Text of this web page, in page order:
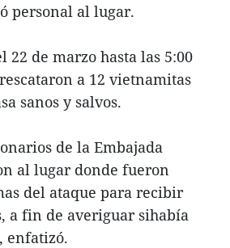
personal al lugar.
22 de marzo hasta las 5:00
a 12 vietnamitas
sanos y salvos.
de la Embajada
al lugar donde fueron
del ataque para recibir
a fin de averiguar sihabía
enfatizó.